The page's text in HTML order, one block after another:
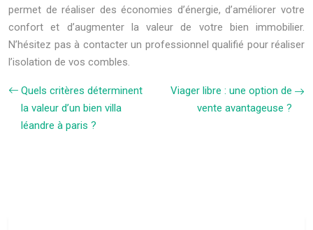
permet de réaliser des économies d’énergie, d’améliorer votre
confort et d’augmenter la valeur de votre bien immobilier.
N’hésitez pas à contacter un professionnel qualifié pour réaliser
l’isolation de vos combles.
Quels critères déterminent
la valeur d’un bien villa
léandre à paris ?
Viager libre : une option de
vente avantageuse ?